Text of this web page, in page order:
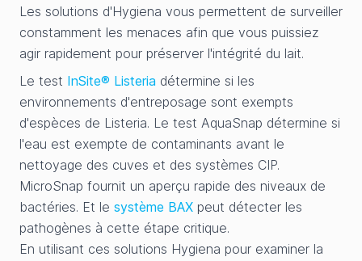
Les solutions d'Hygiena vous permettent de surveiller
constamment les menaces afin que vous puissiez
agir rapidement pour préserver l'intégrité du lait.
Le test InSite® Listeria détermine si les
environnements d'entreposage sont exempts
d'espèces de Listeria. Le test AquaSnap détermine si
l'eau est exempte de contaminants avant le
nettoyage des cuves et des systèmes CIP.
MicroSnap fournit un aperçu rapide des niveaux de
bactéries. Et le système BAX peut détecter les
pathogènes à cette étape critique.
En utilisant ces solutions Hygiena pour examiner la